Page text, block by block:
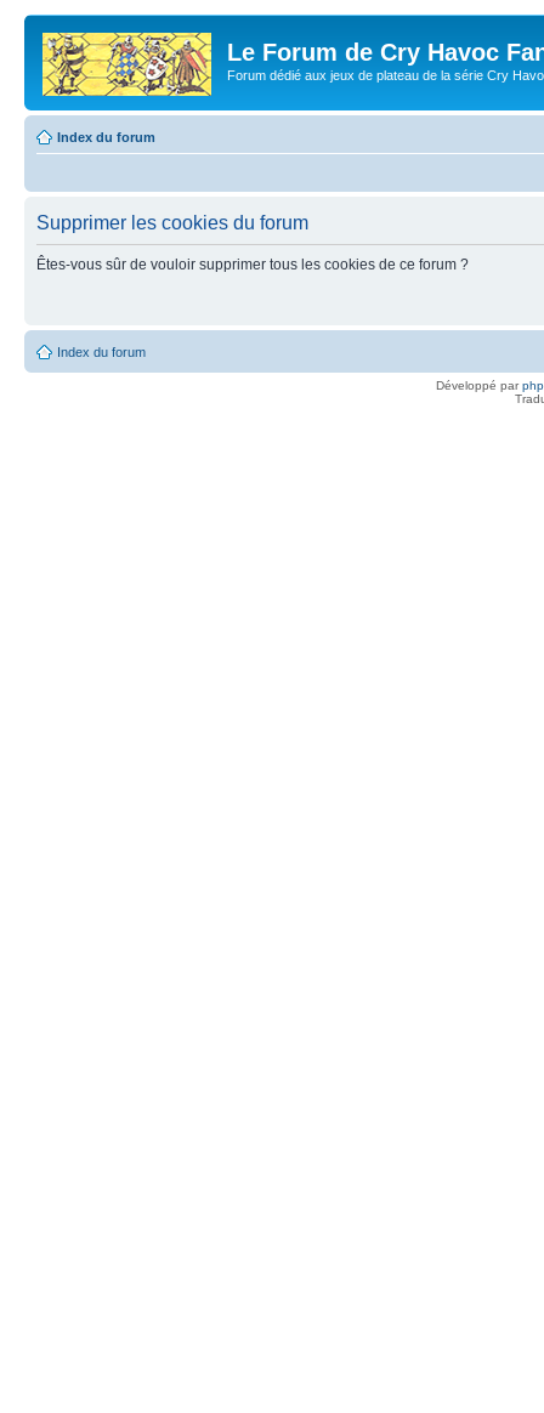
Le Forum de Cry Havoc
Forum dédié aux jeux de plateau de la série Cry
Index du forum
Supprimer les cookies du forum
Êtes-vous sûr de vouloir supprimer tous les cookies de ce forum ?
Index du forum
Développé par